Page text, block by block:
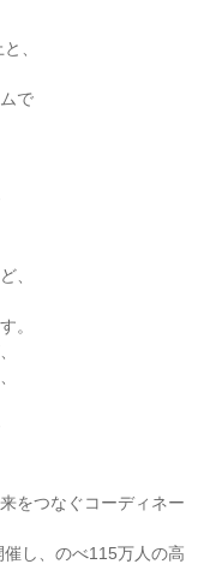
、
で
、
。
をつなぐコーディネー
し、のべ115万人の高